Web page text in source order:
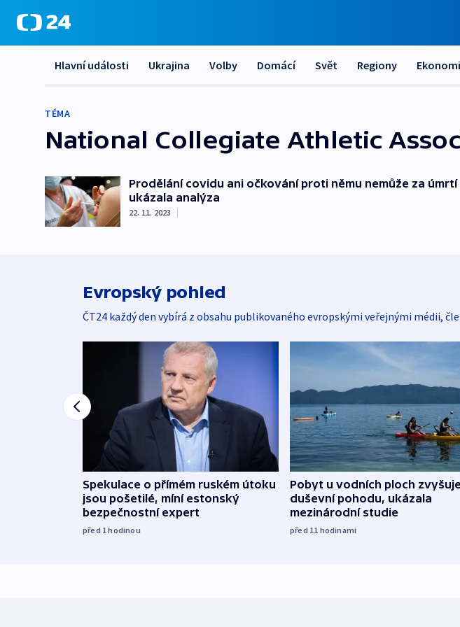
Hlavní události Ukrajina Volby Domácí Svět Regiony
TÉMA
National Collegiate Athletic
Prodělání covidu ani očkování proti němu nemůže za
ukázala analýza
22. 11. 2023 |
Evropský pohled
ČT24 každý den vybírá z obsahu publikovaného evropskými veřejnými médii,
Spekulace o přímém ruském útoku
jsou pošetilé, míní estonský
bezpečnostní expert
před 1hodinou
Pobyt u vodních ploch
duševní pohodu, ukázala
mezinárodní studie
před 11 hodinami